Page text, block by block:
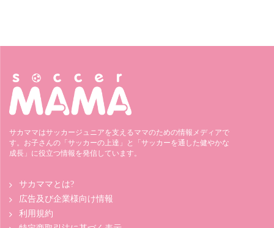
サカママはサッカージュニアを支えるママのための情報メディアで
す。お子さんの「サッカーの上達」と「サッカーを通した健やかな
成長」に役立つ情報を発信しています。
サカママとは?
広告及び企業様向け情報
利用規約